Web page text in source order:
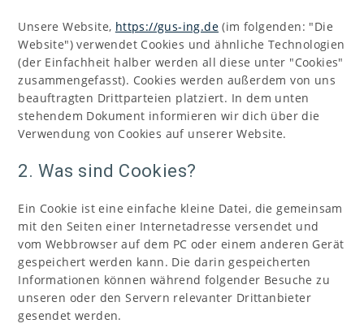
Unsere Website, https://gus-ing.de (im folgenden: "Die
Website") verwendet Cookies und ähnliche Technologien
(der Einfachheit halber werden all diese unter "Cookies"
zusammengefasst). Cookies werden außerdem von uns
beauftragten Drittparteien platziert. In dem unten
stehendem Dokument informieren wir dich über die
Verwendung von Cookies auf unserer Website.
2. Was sind Cookies?
Ein Cookie ist eine einfache kleine Datei, die gemeinsam
mit den Seiten einer Internetadresse versendet und
vom Webbrowser auf dem PC oder einem anderen Gerät
gespeichert werden kann. Die darin gespeicherten
Informationen können während folgender Besuche zu
unseren oder den Servern relevanter Drittanbieter
gesendet werden.